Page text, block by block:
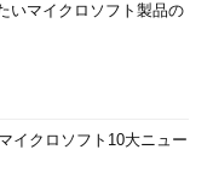
いマイクロソフト製品の
イクロソフト10大ニュー